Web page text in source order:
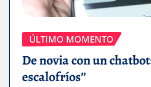
ÚLTIMO MOMENTO
De novia con un
escalofríos”